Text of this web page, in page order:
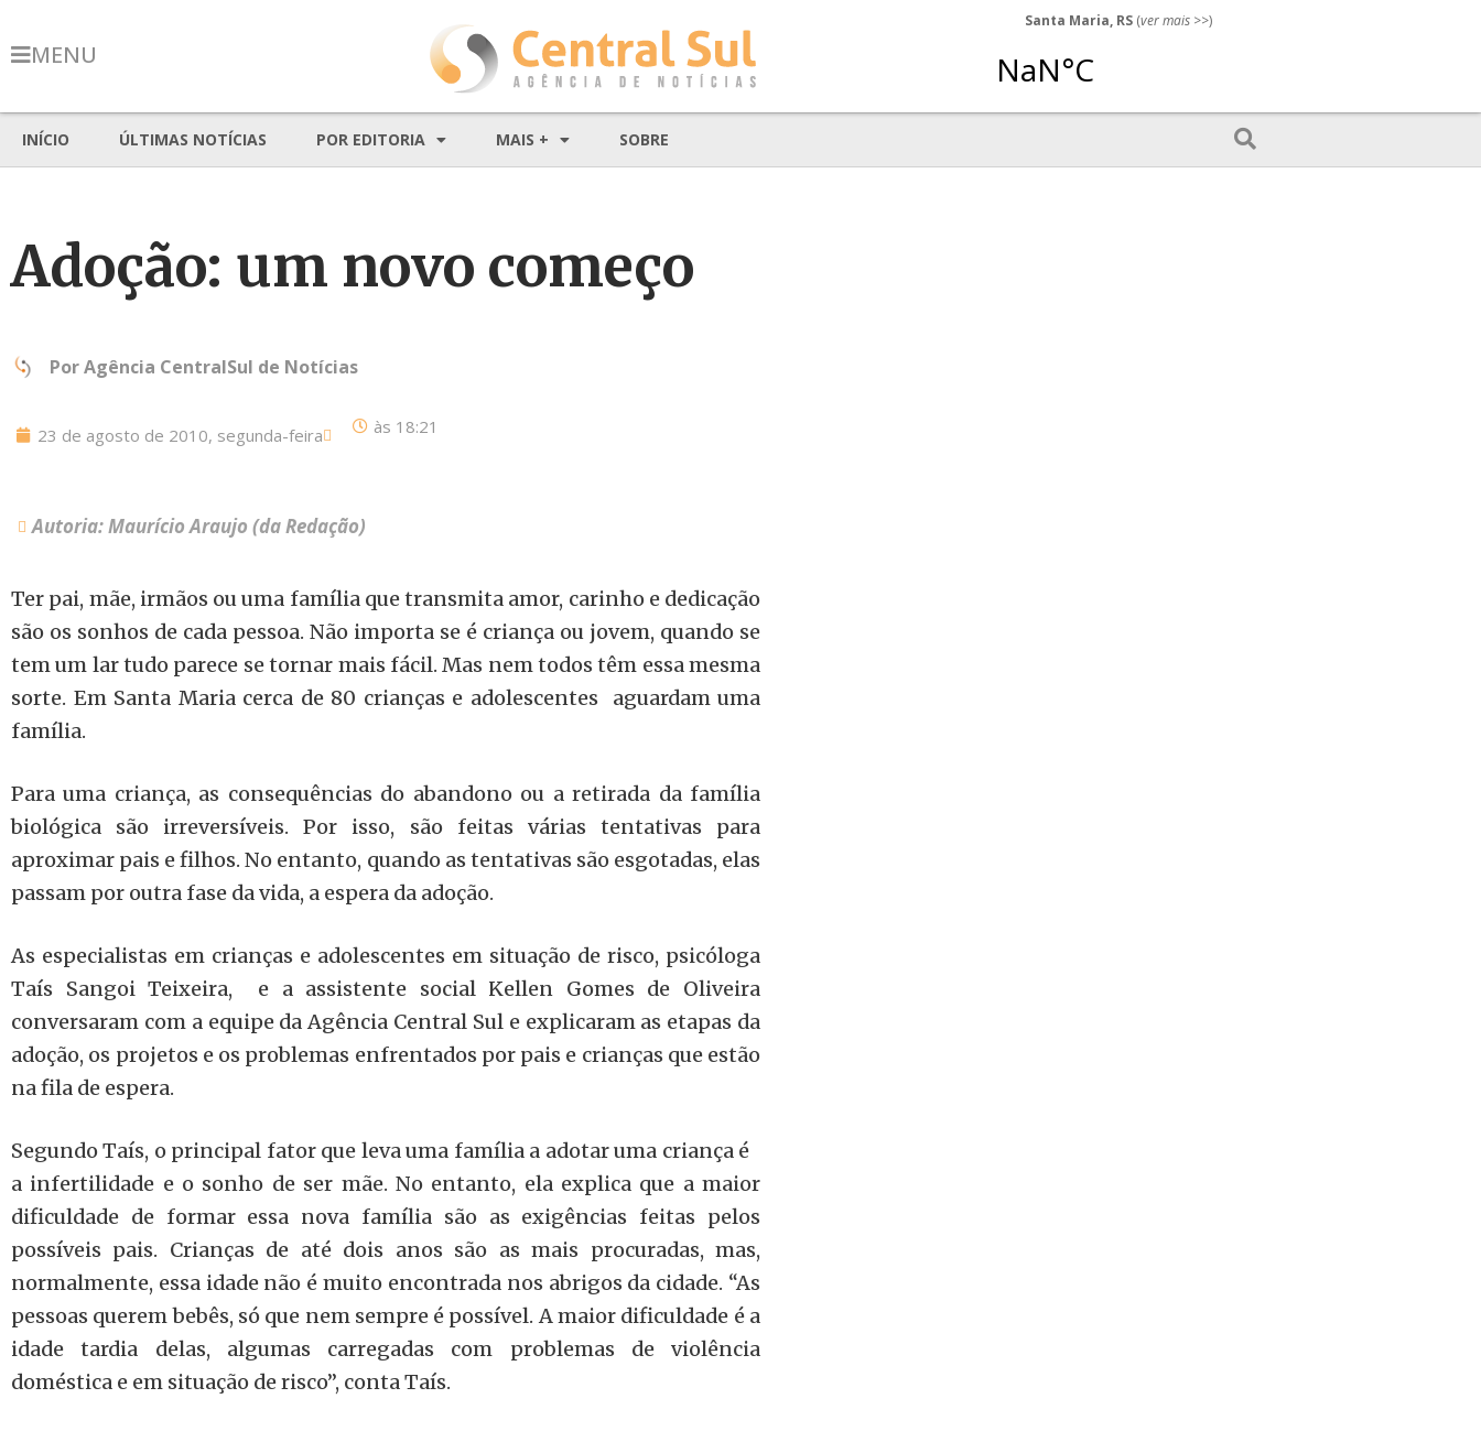
MENU
Santa Maria, RS (ver mais >>)
INÍCIO ÚLTIMAS NOTÍCIAS POR EDITORIA MAIS + SOBRE
Adoção: um novo começo
PorAgência CentralSul de Notícias
23 de agosto de 2010, segunda-feira às 18:21
Autoria: Maurício Araujo (da Redação)
Ter pai, mãe, irmãos ou uma família que transmita amor, carinho e dedicação
são os sonhos de cada pessoa. Não importa se é criança ou jovem, quando se
tem um lar tudo parece se tornar mais fácil. Mas nem todos têm essa mesma
sorte. Em Santa Maria cerca de 80 crianças e adolescentes aguardam uma
família.
Para uma criança, as consequências do abandono ou a retirada da família
biológica são irreversíveis. Por isso, são feitas várias tentativas para
aproximar pais e filhos. No entanto, quando as tentativas são esgotadas, elas
passam por outra fase da vida, a espera da adoção.
As especialistas em crianças e adolescentes em situação de risco, psicóloga
Taís Sangoi Teixeira, e a assistente social Kellen Gomes de Oliveira
conversaram com a equipe da Agência Central Sul e explicaram as etapas da
adoção, os projetos e os problemas enfrentados por pais e crianças que estão
na fila de espera.
Segundo Taís, o principal fator que leva uma família a adotar uma criança é
a infertilidade e o sonho de ser mãe. No entanto, ela explica que a maior
dificuldade de formar essa nova família são as exigências feitas pelos
possíveis pais. Crianças de até dois anos são as mais procuradas, mas,
normalmente, essa idade não é muito encontrada nos abrigos da cidade. “As
pessoas querem bebês, só que nem sempre é possível. A maior dificuldade é a
idade tardia delas, algumas carregadas com problemas de violência
doméstica e em situação de risco”, conta Taís.